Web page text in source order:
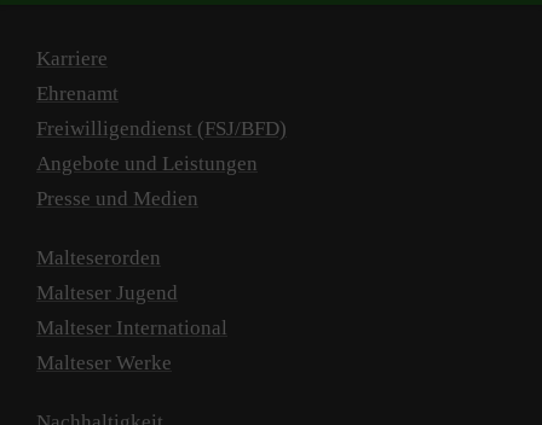
Karriere
Ehrenamt
Freiwilligendienst (FSJ/BFD)
Angebote und Leistungen
Presse und Medien
Malteserorden
Malteser Jugend
Malteser International
Malteser Werke